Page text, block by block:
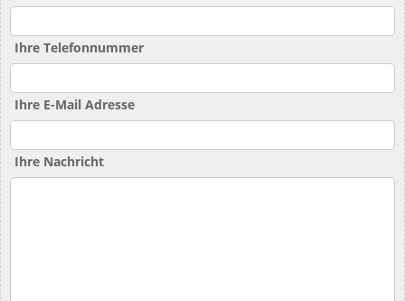
Ihre Telefonnummer
Ihre E-Mail Adresse
Ihre Nachricht